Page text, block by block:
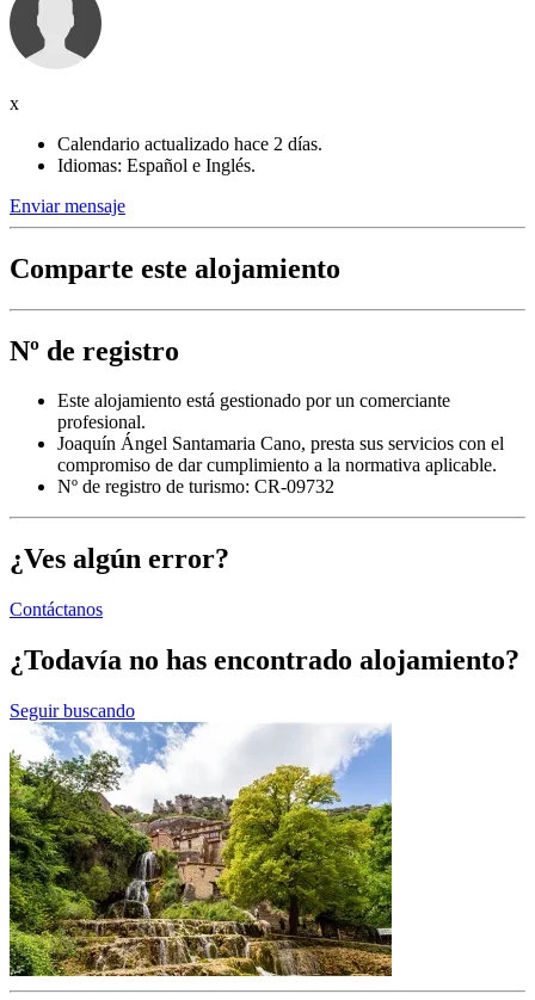
x
Calendario actualizado hace 2 días.
Idiomas: Español e Inglés.
Enviar mensaje
Comparte este alojamiento
Nº de registro
Este alojamiento está gestionado por un comerciante
profesional.
Joaquín Ángel Santamaria Cano, presta sus servicios con el
compromiso de dar cumplimiento a la normativa aplicable.
Nº de registro de turismo: CR-09732
¿Ves algún error?
Contáctanos
¿Todavía no has encontrado alojamiento?
Seguir buscando